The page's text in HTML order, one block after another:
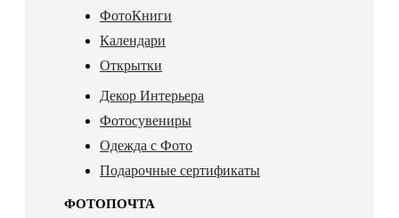
ФотоКниги
Календари
Открытки
Декор Интерьера
Фотосувениры
Одежда с Фото
Подарочные сертификаты
ФОТОПОЧТА